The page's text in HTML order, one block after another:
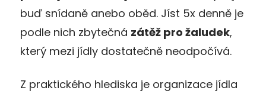
buď snídaně anebo oběd. Jíst 5x denně je
podle nich zbytečná zátěž pro žaludek,
který mezi jídly dostatečně neodpočívá.
Z praktického hlediska je organizace jídla